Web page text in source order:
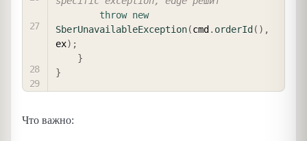
throw new
SberUnavailableException(cmd . orderId ( ) ,
ex) ;
}
}
Что важно: